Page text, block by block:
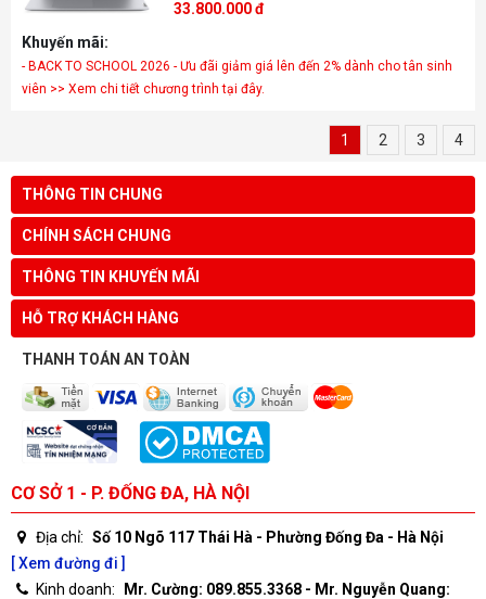
33.800.000 đ
Khuyến mãi:
- BACK TO SCHOOL 2026 - Ưu đãi giảm giá lên đến 2% dành cho tân sinh
viên >> Xem chi tiết chương trình tại đây.
1 2 3 4
THÔNG TIN CHUNG
CHÍNH SÁCH CHUNG
THÔNG TIN KHUYẾN MÃI
HỖ TRỢ KHÁCH HÀNG
THANH TOÁN AN TOÀN
CƠ SỞ 1 - P. ĐỐNG ĐA, HÀ NỘI
Địa chỉ: Số 10 Ngõ 117 Thái Hà - Phường Đống Đa - Hà Nội
[ Xem đường đi ]
Kinh doanh:
Mr. Cường: 089.855.3368 - Mr. Nguyễn Quang: